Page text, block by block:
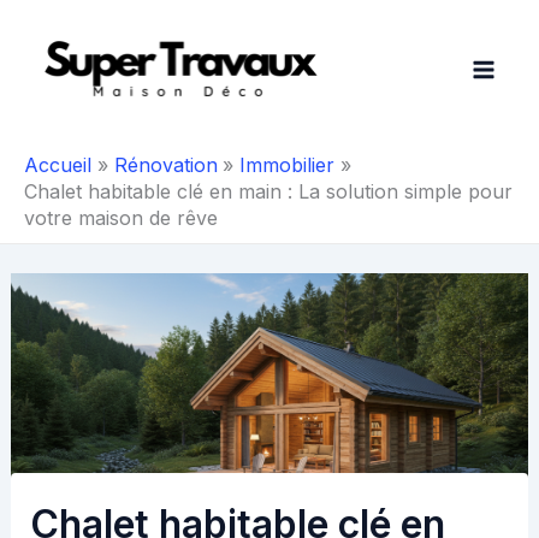
contenu
Accueil Rénovation
Immobilier
Chalet habitable clé en main : La solution simple pour
votre maison de rêve
Chalet habitable clé en